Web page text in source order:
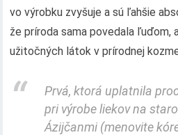
vo výrobku zvyšuje a sú ľahšie
že príroda sama povedala ľuďom,
užitočných látok v prírodnej
Prvá, ktorá uplatnila
pri výrobe liekov na
Ázijčanmi (menovite